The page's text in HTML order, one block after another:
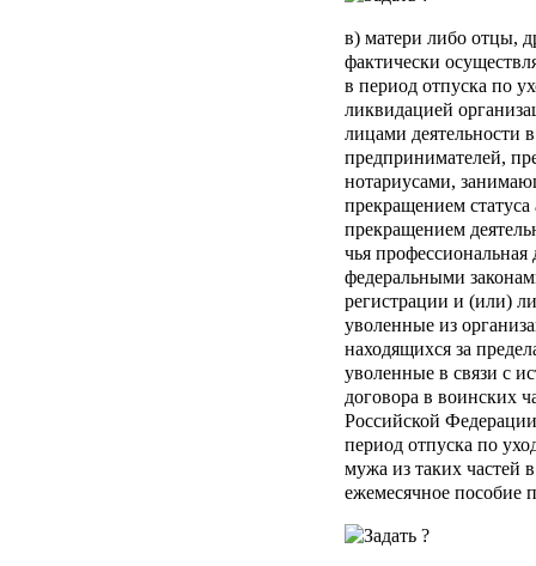
в) матери либо отцы,
фактически
в период отпуска по
ликвидацией
лицами деятельности
предпринимателей,
нотариусами,
прекращением статуса
прекращением
чья профессиональная
федеральными
регистрации и (или)
уволенные из
находящихся за
уволенные в связи с
договора в воинских
Российской
период отпуска по
мужа из таких частей
ежемесячное пособие